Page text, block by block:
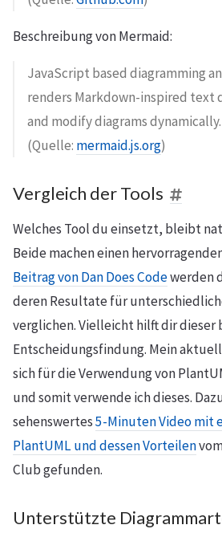
Beschreibung von Mermaid:
JavaScript based diagramming
renders Markdown-inspired text
and modify diagrams dynamically.
(Quelle: mermaid.js.org)
Vergleich der Tools
Welches Tool du einsetzt, bleibt
Beide machen einen
Beitrag von Dan Does Codewerden
deren Resultate für
verglichen. Vielleicht hilft dir dieser
Entscheidungsfindung. Mein
sich für die Verwendung von
und somit verwende ich dieses.
sehenswertes5-Minuten Video mit
PlantUML und dessen Vorteilen
Club gefunden.
Unterstützte